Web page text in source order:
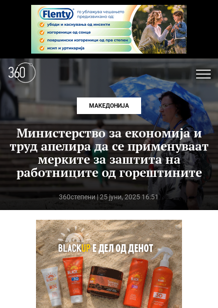
МАКЕДОНИЈА
Министерство за економија и
труд апелира да се применуваат
мерките за заштита на
работниците од горештините
360степени| 25 јуни, 2025 16:51